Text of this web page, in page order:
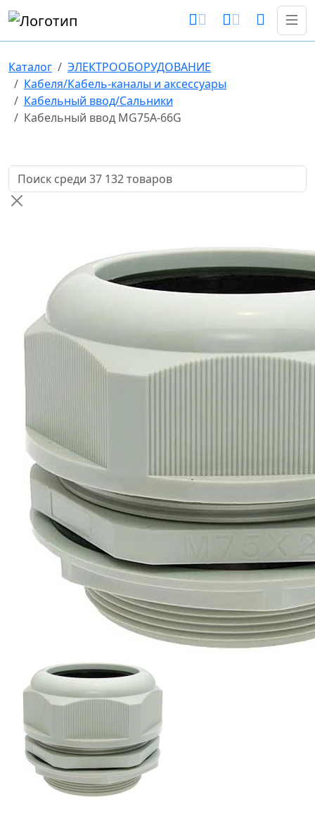
Каталог
ЭЛЕКТРООБОРУДОВАНИЕ
Кабеля/Кабель-каналы и аксессуары
Кабельный ввод/Сальники
Кабельный ввод MG75A-66G
Поиск товаров по названию или артикулу